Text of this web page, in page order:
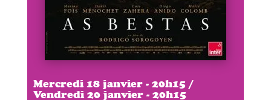
Mercredi 18 janvier - 20h15 /
Vendredi 20 janvier - 20h15